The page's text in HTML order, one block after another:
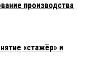
производства
«стажёр» и